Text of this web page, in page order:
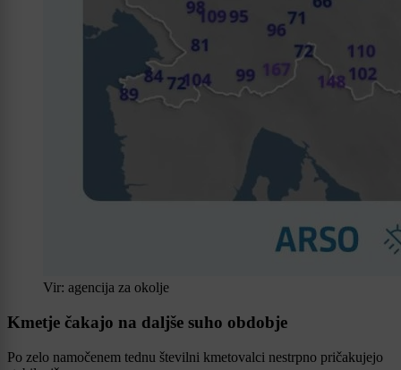
Vir: agencija za okolje
Kmetje čakajo na daljše suho obdobje
Po zelo namočenem tednu številni kmetovalci nestrpno pričakujejo